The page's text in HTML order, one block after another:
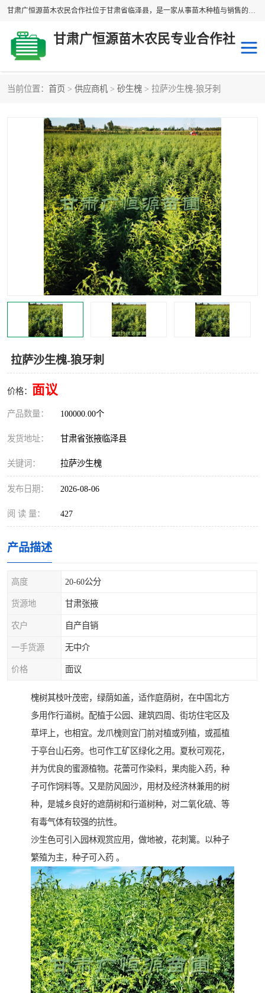
甘肃广恒源苗木农民合作社位于甘肃省临泽县，是一家从事苗木种植与销售的农民合作组织，合作社拥有苗木基地1500多亩，种植苗木品种40多个，年产各类苗木2000多万株。主营：白刺苗、红柳苗、梭梭苗等，我们以“种植一流的苗子，诚信经营”的经营理念，竭诚为每一位客户做优质的服务，欢迎来电咨询！
甘肃广恒源苗木农民专业合作社
当前位置： 首页 > 供应商机 > 砂生槐 > 拉萨沙生槐-狼牙刺
拉萨沙生槐-狼牙刺
价格： 面议
产品数量： 100000.00个
发货地址： 甘肃省张掖临泽县
关键词： 拉萨沙生槐
发布日期： 2026-08-06
阅 读 量： 427
产品描述
高度 20-60公分
货源地 甘肃张掖
农户 自产自销
一手货源 无中介
价格 面议
槐树其枝叶茂密，绿荫如盖，适作庭荫树，在中国北方
多用作行道树。配植于公园、建筑四周、街坊住宅区及
草坪上，也相宜。龙爪槐则宜门前对植或列植，或孤植
于亭台山石旁。也可作工矿区绿化之用。夏秋可观花，
并为优良的蜜源植物。花蕾可作染料，果肉能入药，种
子可作饲料等。又是防风固沙，用材及经济林兼用的树
种，是城乡良好的遮荫树和行道树种，对二氧化硫、等
有毒气体有较强的抗性。
沙生色可引入园林观赏应用，做地被，花刺篱。以种子
繁殖为主，种子可入药 。
圆冠榆 柠条
白刺苗
沙枣树 红柳苗
沙棘苗 柽柳苗
砂生槐 四翅滨藜